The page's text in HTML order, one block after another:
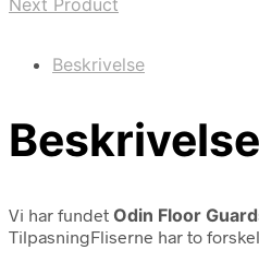
Beskrivelse
Beskrivelse
Vi har fundet Odin Floor
TilpasningFliserne har to